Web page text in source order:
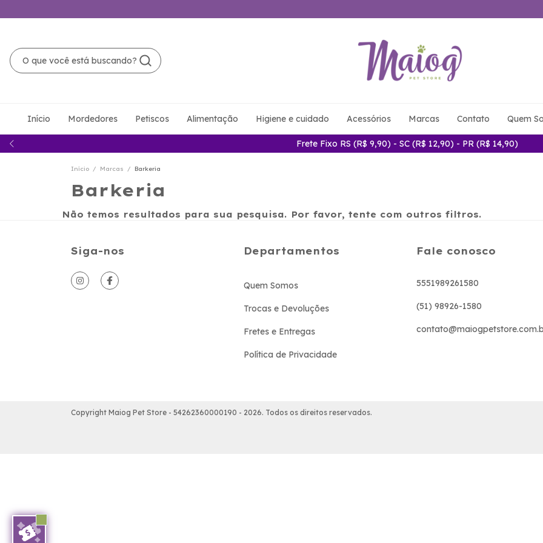
Frete Fixo RS (R$ 9,90) - SC (R$ 12,90) - PR (R$ 14,90)
Início Mordedores Petiscos Alimentação Higiene e cuidado Acessórios Marcas Contato Quem
Início / Marcas / Barkeria
Barkeria
Não temos resultados para sua pesquisa. Por favor, tente com outros filtros.
Siga-nos Departamentos
Quem Somos
Trocas e Devoluções
Fretes e Entregas
Política de Privacidade
Fale conosco
5551989261580
(51) 98926-1580
Copyright Maiog Pet Store - 54262360000190 - 2026. Todos os direitos reservados.